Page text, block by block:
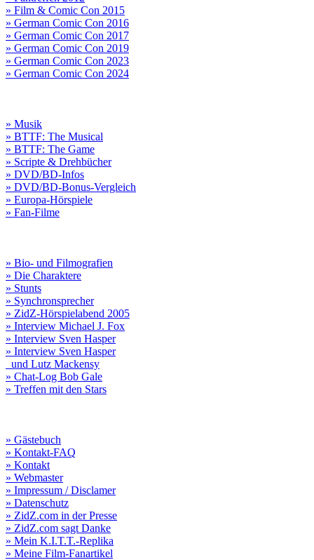
» Film & Comic Con 2015
» German Comic Con 2016
» German Comic Con 2017
» German Comic Con 2019
» German Comic Con 2023
» German Comic Con 2024
» Musik
» BTTF: The Musical
» BTTF: The Game
» Scripte & Drehbücher
» DVD/BD-Infos
» DVD/BD-Bonus-Vergleich
» Europa-Hörspiele
» Fan-Filme
» Bio- und Filmografien
» Die Charaktere
» Stunts
» Synchronsprecher
» ZidZ-Hörspielabend 2005
» Interview Michael J. Fox
» Interview Sven Hasper
» Interview Sven Hasper
und Lutz Mackensy
» Chat-Log Bob Gale
» Treffen mit den Stars
» Gästebuch
» Kontakt-FAQ
» Kontakt
» Webmaster
» Impressum / Disclamer
» Datenschutz
» ZidZ.com in der Presse
» ZidZ.com sagt Danke
» Mein K.I.T.T.-Replika
» Meine Film-Fanartikel